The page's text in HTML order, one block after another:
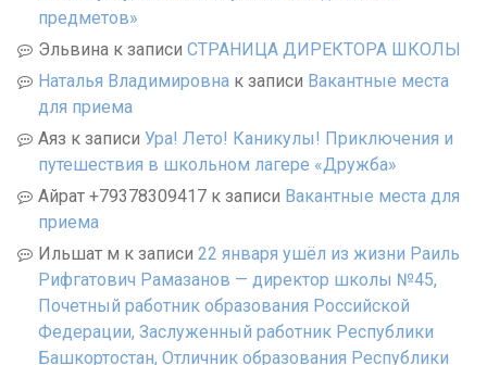
предметов»
Эльвина к записи СТРАНИЦА ДИРЕКТОРА ШКОЛЫ
Наталья Владимировна к записи Вакантные места
для приема
Аяз к записи Ура! Лето! Каникулы! Приключения и
путешествия в школьном лагере «Дружба»
Айрат +79378309417 к записи Вакантные места для
приема
Ильшат м к записи 22 января ушёл из жизни Раиль
Рифгатович Рамазанов — директор школы №45,
Почетный работник образования Российской
Федерации, Заслуженный работник Республики
Башкортостан, Отличник образования Республики